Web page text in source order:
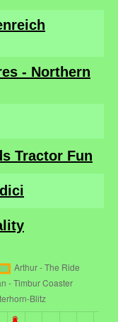
- Northern
Tractor Fun